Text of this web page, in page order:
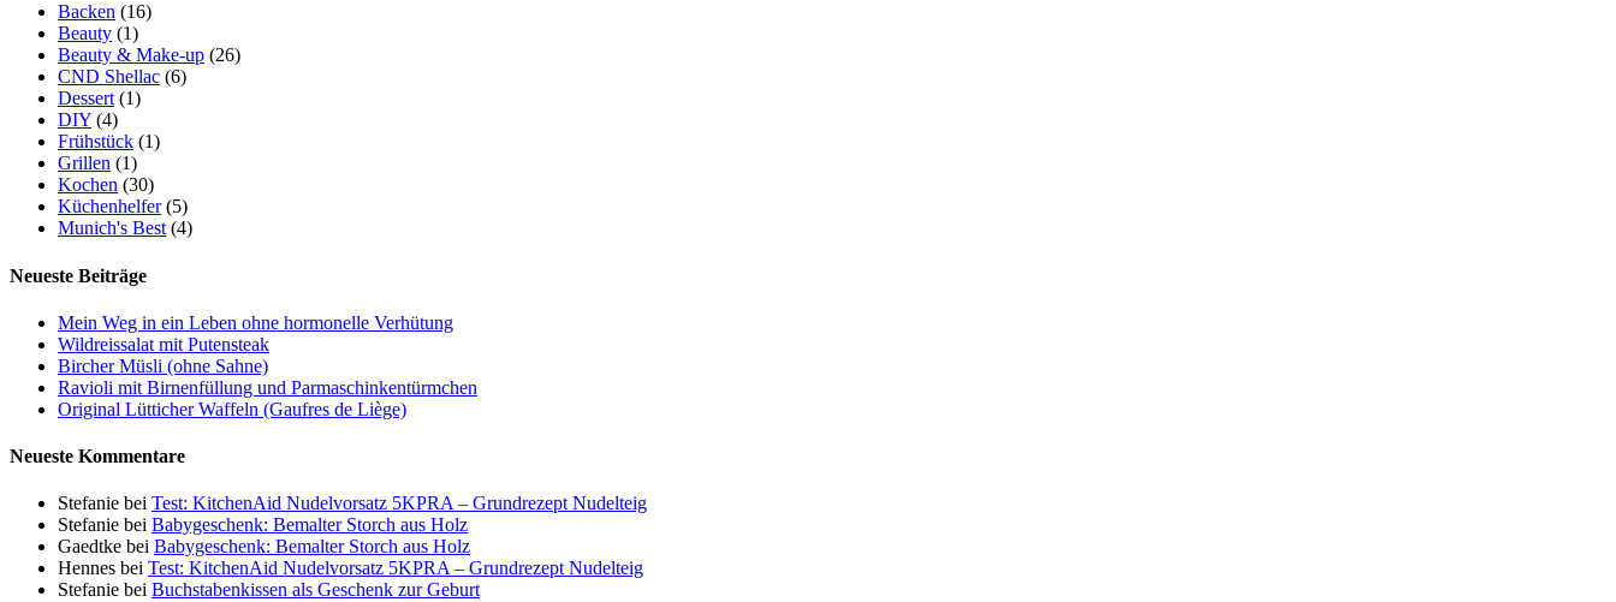
Backen (16)
Beauty (1)
Beauty & Make-up (26)
CND Shellac (6)
Dessert (1)
DIY (4)
Frühstück (1)
Grillen (1)
Kochen (30)
Küchenhelfer(5)
Munich's Best (4)
Neueste Beiträge
Mein Weg in ein Leben ohne hormonelle Verhütung
Wildreissalat mit Putensteak
Bircher Müsli (ohne Sahne)
Ravioli mit Birnenfüllung und Parmaschinkentürmchen
Original Lütticher Waffeln (Gaufres de Liège)
Neueste Kommentare
Stefanie bei Test: KitchenAid Nudelvorsatz 5KPRA – Grundrezept Nudelteig
Stefanie bei Babygeschenk: Bemalter Storch aus Holz
Gaedtke bei Babygeschenk: Bemalter Storch aus Holz
Hennes bei Test: KitchenAid Nudelvorsatz 5KPRA – Grundrezept Nudelteig
Stefanie bei Buchstabenkissen als Geschenk zur Geburt